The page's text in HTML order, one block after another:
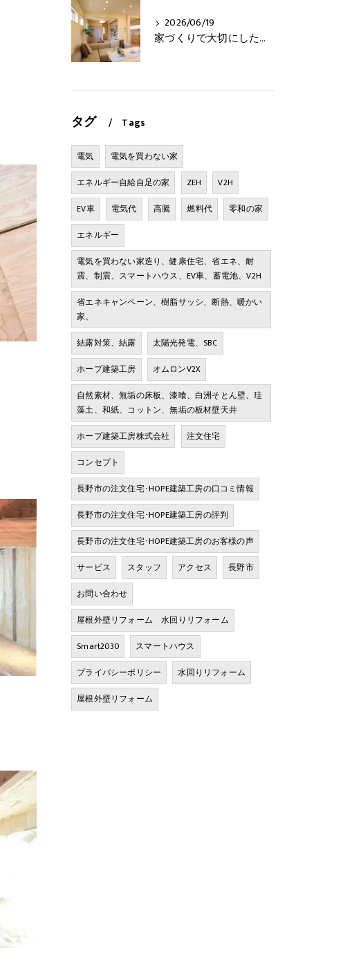
2026/06/19
家づくりで大切にしたいこと
タグ Tags
電気
電気を買わない家
エネルギー自給自足の家
ZEH
V2H
EV車
電気代 高騰 燃料代
零和の家
エネルギー
電気を買わない家造り、健康住宅、省エネ、耐
震、制震、スマートハウス、EV車、蓄電池、V2H
省エネキャンペーン、樹脂サッシ、断熱、暖かい
家、
結露対策、結露
太陽光発電、SBC
ホープ建築工房
オムロンV2X
自然素材、無垢の床板、漆喰、白洲そとん壁、珪
藻土、和紙、コットン、無垢の板材壁天井
ホープ建築工房株式会社
注文住宅
コンセプト
長野市の注文住宅･HOPE建築工房の口コミ情報
長野市の注文住宅･HOPE建築工房の評判
長野市の注文住宅･HOPE建築工房のお客様の声
サービス
スタッフ アクセス
長野市
お問い合わせ
屋根外壁リフォーム 水回りリフォーム
Smart2030
スマートハウス
プライバシーポリシー
水回りリフォーム
屋根外壁リフォーム